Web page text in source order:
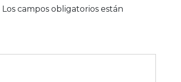
Los campos obligatorios están